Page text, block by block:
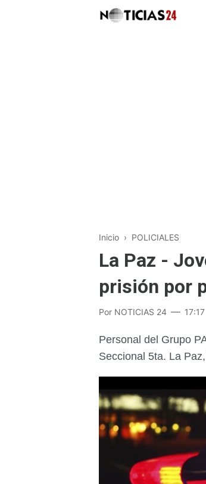
Inicio › POLICIALES
La Paz -
prisión por
Por NOTICIAS 24 17:17
Personal del Grupo
Seccional 5ta. La